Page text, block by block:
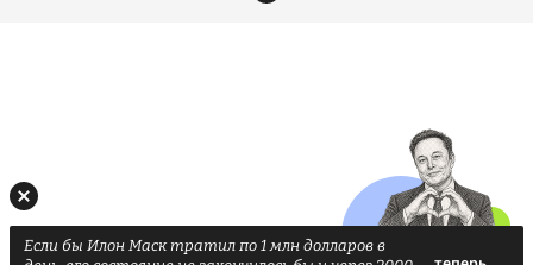
Если бы Илон Маск тратил по 1 млн долларов в